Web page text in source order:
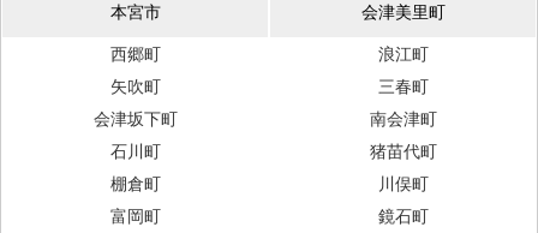
本宮市 会津美里町
西郷町
浪江町
矢吹町
三春町
会津坂下町
南会津町
石川町
猪苗代町
棚倉町
川俣町
富岡町
鏡石町